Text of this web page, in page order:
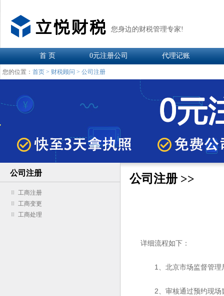
您身边的财税管理专家!
首 页 0元注册公司 代理记账
您的位置： 首页 > 财税顾问 > 公司注册
公司注册
工商注册
工商变更
工商处理
公司注册 >>
详细流程如下：
1、北京市场监督管理
2、审核通过预约现场